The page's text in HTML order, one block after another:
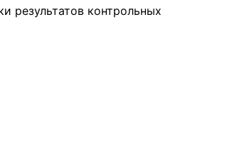
результатов контрольных